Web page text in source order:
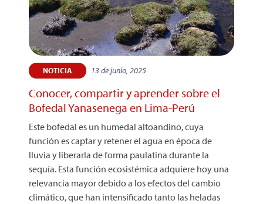
NOTICIA 13 de junio, 2025
Conocer, compartir y aprender sobre el
Bofedal Yanasenega en Lima-Perú
Este bofedal es un humedal altoandino, cuya
función es captar y retener el agua en época de
lluvia y liberarla de forma paulatina durante la
sequía. Esta función ecosistémica adquiere hoy una
relevancia mayor debido a los efectos del cambio
climático, que han intensificado tanto las heladas